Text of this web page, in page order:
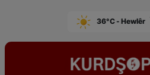
36°C - Hewlêr